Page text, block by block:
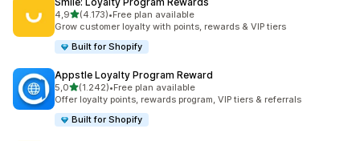
4,9de 5 estrelas
(4.173)
4173 total de avaliações
•Free plan available
Grow customer loyalty with points, rewards & VIP tiers
Built for Shopify
Appstle Loyalty Program Reward
5,0de 5 estrelas
(1.242)
1242 total de avaliações
•Free plan available
Offer loyalty points, rewards program, VIP tiers & referrals
Built for Shopify